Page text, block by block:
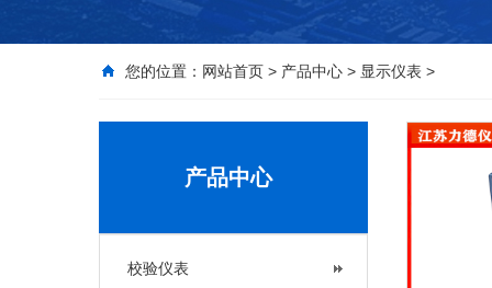
您的位置： 网站首页 > 产品中心 > 显示仪表 >
产品中心
校验仪表